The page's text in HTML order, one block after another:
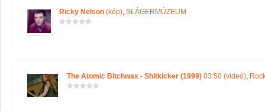
Ricky Nelson (kép), SLÁGERMÚZEUM
The Atomic Bitchwax - Shitkicker (1999) 03:50 (videó),